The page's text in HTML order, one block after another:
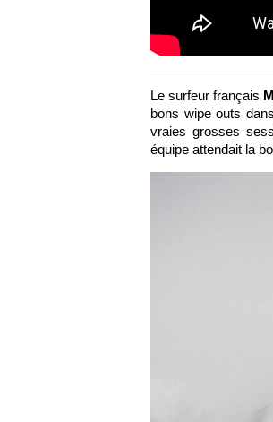
Le surfeur français
bons wipe outs
vraies grosses
équipe attendait la